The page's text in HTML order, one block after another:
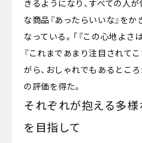
きるようになり、すべての人
な商品『あったらいいな』を
なっている。「『この心地よさ
『これまであまり注目されて
がら、おしゃれでもあるところ
の評価を得た。
それぞれが抱える多
を目指して